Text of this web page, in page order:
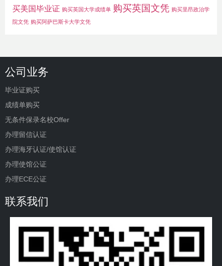
买美国毕业证 购买英国大学成绩单 购买英国文凭 购买里昂政治学
院文凭 购买阿萨巴斯卡大学文凭
公司业务
毕业证购买
成绩单购买
无条件保录名校Offer
办理留信认证
办理海牙认证/使馆认证
办理使馆公证
办理ECE公证
联系我们